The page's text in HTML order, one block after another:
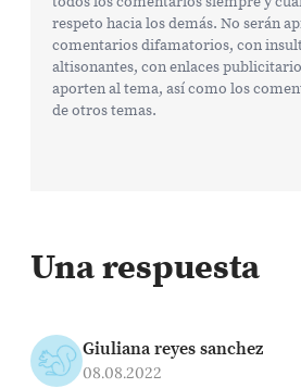
respeto hacia los demás. No serán
comentarios difamatorios, con
altisonantes, con enlaces
aporten al tema, así como los
de otros temas.
Una respuesta
Giuliana reyes sanchez
08.08.2022